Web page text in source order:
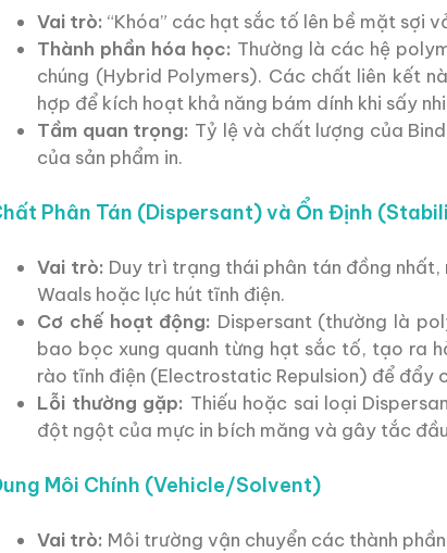
Vai trò: “Khóa” các hạt sắc tố lên bề mặt sợi
Thành phần hóa học: Thường là các hệ
chúng (Hybrid Polymers). Các chất liên kết
hợp để kích hoạt khả năng bám dính khi sấy
Tầm quan trọng: Tỷ lệ và chất lượng của
của sản phẩm in.
Phân Tán (Dispersant) và Ổn Định
Vai trò: Duy trì trạng thái phân tán đồng
Waals hoặc lực hút tĩnh điện.
Cơ chế hoạt động: Dispersant (thường là
bao bọc xung quanh từng hạt sắc tố, tạo ra
rào tĩnh điện (Electrostatic Repulsion) để đẩy
Lỗi thường gặp: Thiếu hoặc sai loại
đột ngột của mực in bích măng và gây tắc
Môi Chính (Vehicle/Solvent)
Vai trò: Môi trường vận chuyển các thành